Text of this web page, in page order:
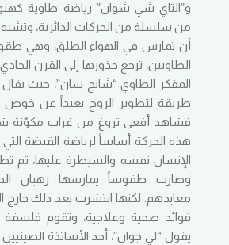
و”التاي شي شوان” رياضة طاوية
من سلسلة من الحركات الدائرية،
أن تمارس في الهواء الطلق، وهي
الطاويين، ترجع جذورها إلى القرن
المفكر الطاوي “شانج سان”، حيث
طريقة لتطوير الروح بعيداً عن خوض
فشاهد أفعى تروغ من غراب مكوّنة
هذه الحركة أساساً لرياضة القبضة
الإنسان نفسه والسيطرة عليها، ثم
وصارت طقوساً يمارسها رهبان
معابدهم. لكنها انتشرت بعد ذلك خارج
فوائد صحية وعلاجية، وتقوم فلسفة
يقول “لي جوان”، أحد الأساتذة